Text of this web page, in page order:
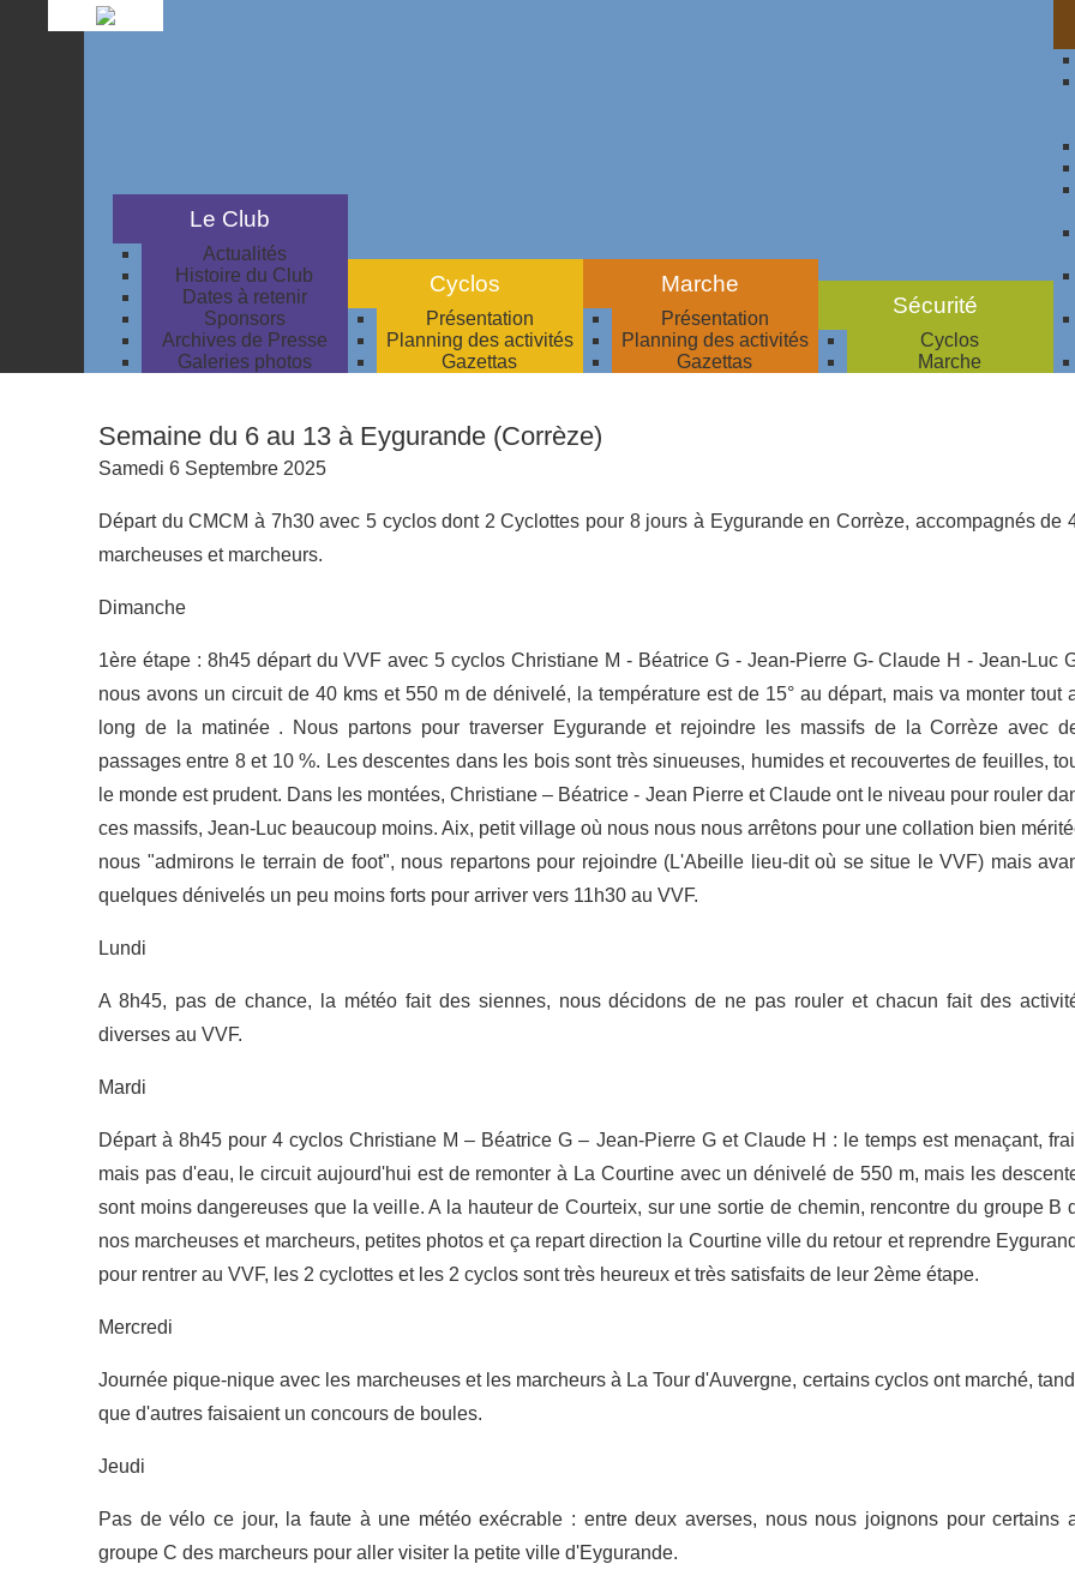
Le Club
Actualités
Histoire du Club
Dates à retenir
Sponsors
Archives de Presse
Galeries photos
Cyclos
Présentation
Planning des activités
Gazettas
Marche
Présentation
Planning des activités
Gazettas
Sécurité
Cyclos
Marche
Semaine du 6 au 13 à Eygurande (Corrèze)
Samedi 6 Septembre 2025
Départ du CMCM à 7h30 avec 5 cyclos dont 2 Cyclottes pour 8 jours à Eygurande en Corrèze, accompagnés de
marcheuses et marcheurs.
Dimanche
1ère étape : 8h45 départ du VVF avec 5 cyclos Christiane M - Béatrice G - Jean-Pierre G- Claude H - Jean-Luc
nous avons un circuit de 40 kms et 550 m de dénivelé, la température est de 15° au départ, mais va monter tout
long de la matinée . Nous partons pour traverser Eygurande et rejoindre les massifs de la Corrèze avec
passages entre 8 et 10 %. Les descentes dans les bois sont très sinueuses, humides et recouvertes de feuilles,
le monde est prudent. Dans les montées, Christiane – Béatrice - Jean Pierre et Claude ont le niveau pour rouler
ces massifs, Jean-Luc beaucoup moins. Aix, petit village où nous nous nous arrêtons pour une collation bien
nous "admirons le terrain de foot", nous repartons pour rejoindre (L'Abeille lieu-dit où se situe le VVF) mais
quelques dénivelés un peu moins forts pour arriver vers 11h30 au VVF.
Lundi
A 8h45, pas de chance, la météo fait des siennes, nous décidons de ne pas rouler et chacun fait des
diverses au VVF.
Mardi
Départ à 8h45 pour 4 cyclos Christiane M – Béatrice G – Jean-Pierre G et Claude H : le temps est menaçant,
mais pas d'eau, le circuit aujourd'hui est de remonter à La Courtine avec un dénivelé de 550 m, mais les
sont moins dangereuses que la veille. A la hauteur de Courteix, sur une sortie de chemin, rencontre du groupe B
nos marcheuses et marcheurs, petites photos et ça repart direction la Courtine ville du retour et reprendre
pour rentrer au VVF, les 2 cyclottes et les 2 cyclos sont très heureux et très satisfaits de leur 2ème étape.
Mercredi
Journée pique-nique avec les marcheuses et les marcheurs à La Tour d'Auvergne, certains cyclos ont marché,
que d'autres faisaient un concours de boules.
Jeudi
Pas de vélo ce jour, la faute à une météo exécrable : entre deux averses, nous nous joignons pour certains
groupe C des marcheurs pour aller visiter la petite ville d'Eygurande.